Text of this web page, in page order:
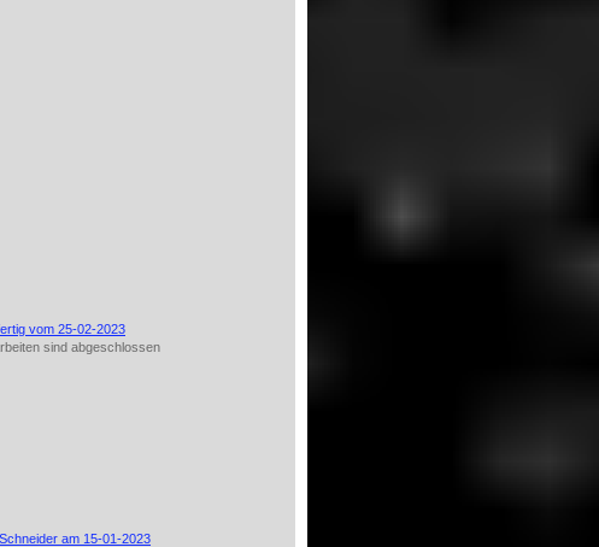
vom 25-02-2023
sind abgeschlossen
am 15-01-2023